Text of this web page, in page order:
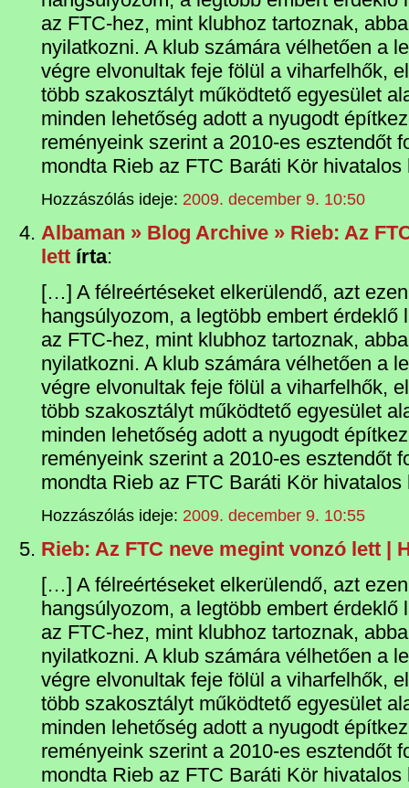
az FTC-hez, mint klubhoz tartoznak,
nyilatkozni. A klub számára vélhetően a
végre elvonultak feje fölül a viharfelhők,
több szakosztályt működtető egyesület
minden lehetőség adott a nyugodt
reményeink szerint a 2010-es esztendőt
mondta Rieb az FTC Baráti Kör
Hozzászólás ideje: 2009. december 9. 10:50
Albaman » Blog Archive » Rieb: Az
lett írta:
[…] A félreértéseket elkerülendő, azt
hangsúlyozom, a legtöbb embert érdeklő
az FTC-hez, mint klubhoz tartoznak,
nyilatkozni. A klub számára vélhetően a
végre elvonultak feje fölül a viharfelhők,
több szakosztályt működtető egyesület
minden lehetőség adott a nyugodt
reményeink szerint a 2010-es esztendőt
mondta Rieb az FTC Baráti Kör
Hozzászólás ideje: 2009. december 9. 10:55
Rieb: Az FTC neve megint vonzó lett |
[…] A félreértéseket elkerülendő, azt
hangsúlyozom, a legtöbb embert érdeklő
az FTC-hez, mint klubhoz tartoznak,
nyilatkozni. A klub számára vélhetően a
végre elvonultak feje fölül a viharfelhők,
több szakosztályt működtető egyesület
minden lehetőség adott a nyugodt
reményeink szerint a 2010-es esztendőt
mondta Rieb az FTC Baráti Kör